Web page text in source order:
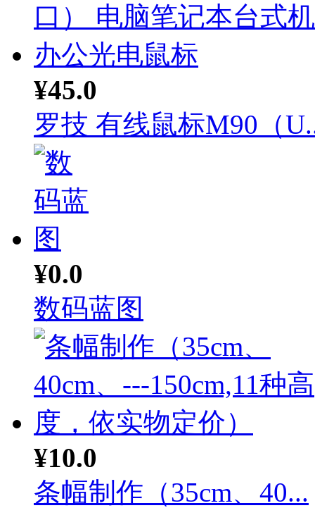
¥45.0
罗技 有线鼠标M90（
¥0.0
数码蓝图
¥10.0
条幅制作（35cm、40...